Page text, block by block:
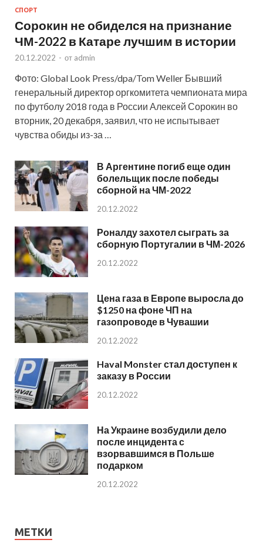
СПОРТ
Сорокин не обиделся на признание
ЧМ-2022 в Катаре лучшим в истории
20.12.2022 - от admin
Фото: Global Look Press/dpa/Tom Weller Бывший
генеральный директор оргкомитета чемпионата мира
по футболу 2018 года в России Алексей Сорокин во
вторник, 20 декабря, заявил, что не испытывает
чувства обиды из-за …
В Аргентине погиб еще один
болельщик после победы
сборной на ЧМ-2022
20.12.2022
Роналду захотел сыграть за
сборную Португалии в ЧМ-2026
20.12.2022
Цена газа в Европе выросла до
$1250 на фоне ЧП на
газопроводе в Чувашии
20.12.2022
Haval Monster стал доступен к
заказу в России
20.12.2022
На Украине возбудили дело
после инцидента с
взорвавшимся в Польше
подарком
20.12.2022
МЕТКИ